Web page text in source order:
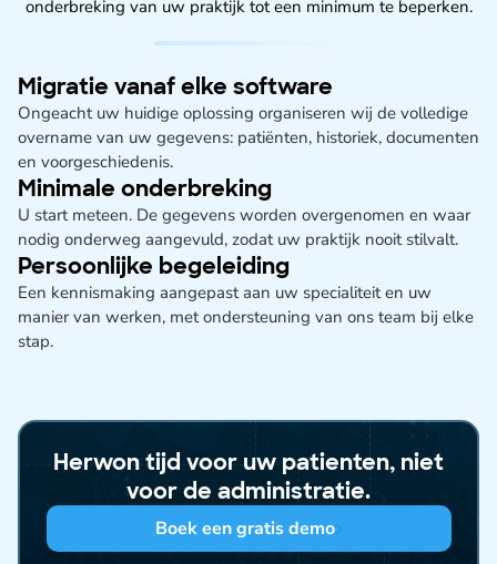
onderbreking van uw praktijk tot een minimum te beperken.
Migratie vanaf elke software
Ongeacht uw huidige oplossing organiseren wij de volledige
overname van uw gegevens: patiënten, historiek, documenten
en voorgeschiedenis.
Minimale onderbreking
U start meteen. De gegevens worden overgenomen en waar
nodig onderweg aangevuld, zodat uw praktijk nooit stilvalt.
Persoonlijke begeleiding
Een kennismaking aangepast aan uw specialiteit en uw
manier van werken, met ondersteuning van ons team bij elke
stap.
Herwon tijd voor uw patienten, niet
voor de administratie.
Boek een gratis demo